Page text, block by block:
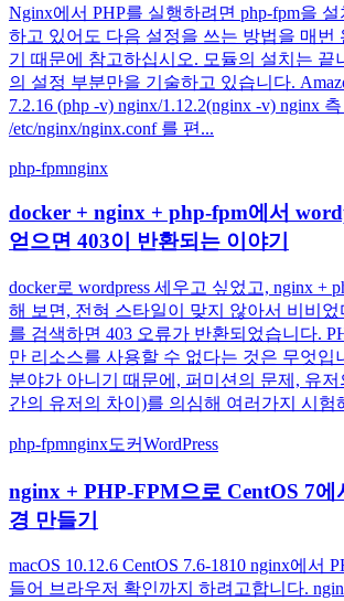
Nginx에서 PHP를 실행하려면 php-fpm을
하고 있어도 다음 설정을 쓰는 방법을 매번
기 때문에 참고하십시오. 모듈의 설치는 끝
의 설정 부분만을 기술하고 있습니다.
7.2.16 (php -v) nginx/1.12.2(nginx -v) nginx
/etc/nginx/nginx.conf 를 편...
php-fpmnginx
docker + nginx + php-fpm에서
얻으면 403이 반환되는 이야기
docker로 wordpress 세우고 싶었고, nginx +
해 보면, 전혀 스타일이 맞지 않아서 비비었
를 검색하면 403 오류가 반환되었습니다.
만 리소스를 사용할 수 없다는 것은 무엇입
분야가 아니기 때문에, 퍼미션의 문제, 유저
간의 유저의 차이)를 의심해 여러가지 시험
php-fpmnginx도커WordPress
nginx + PHP-FPM으로 CentOS 7에
경 만들기
macOS 10.12.6 CentOS 7.6-1810 nginx에서
들어 브라우저 확인까지 하려고합니다.